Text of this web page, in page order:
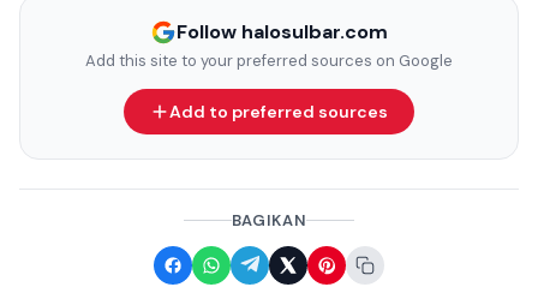
Follow halosulbar.com
Add this site to your preferred sources on Google
Add to preferred sources
BAGIKAN